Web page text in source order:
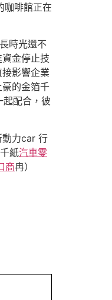
咖啡館正在
時光還不
金停止技
影響企業
的金箔千
起配合，彼
動力car 行
紙汽車零
商冉）